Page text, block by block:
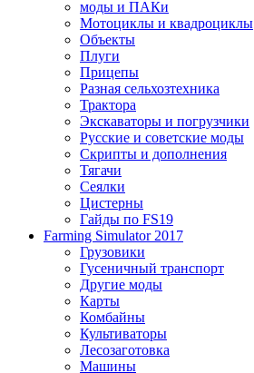
моды и ПАКи
Мотоциклы и квадроциклы
Объекты
Плуги
Прицепы
Разная сельхозтехника
Трактора
Экскаваторы и погрузчики
Русские и советские моды
Скрипты и дополнения
Тягачи
Сеялки
Цистерны
Гайды по FS19
Farming Simulator 2017
Грузовики
Гусеничный транспорт
Другие моды
Карты
Комбайны
Культиваторы
Лесозаготовка
Машины